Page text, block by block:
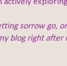
sorrow go,
blog right after